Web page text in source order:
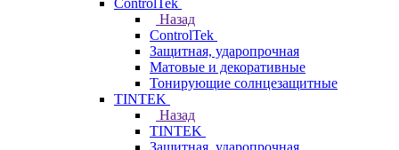
ControlTek
Назад
ControlTek
Защитная, ударопрочная
Матовые и декоративные
Тонирующие солнцезащитные
TINTEK
Назад
TINTEK
Защитная, ударопрочная